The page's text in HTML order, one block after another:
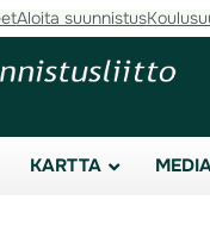
Aloita suunnistus
KARTTA